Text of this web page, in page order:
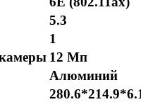
5.3
1
12 Мп
Алюминий